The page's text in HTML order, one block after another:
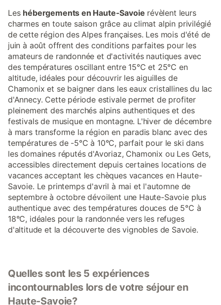
Les hébergements en Haute-Savoie révèlent leurs
charmes en toute saison grâce au climat alpin privilégié
de cette région des Alpes françaises. Les mois d'été de
juin à août offrent des conditions parfaites pour les
amateurs de randonnée et d'activités nautiques avec
des températures oscillant entre 15°C et 25°C en
altitude, idéales pour découvrir les aiguilles de
Chamonix et se baigner dans les eaux cristallines du lac
d'Annecy. Cette période estivale permet de profiter
pleinement des marchés alpins authentiques et des
festivals de musique en montagne. L'hiver de décembre
à mars transforme la région en paradis blanc avec des
températures de -5°C à 10°C, parfait pour le ski dans
les domaines réputés d'Avoriaz, Chamonix ou Les Gets,
accessibles directement depuis certaines locations de
vacances acceptant les chèques vacances en Haute-
Savoie. Le printemps d'avril à mai et l'automne de
septembre à octobre dévoilent une Haute-Savoie plus
authentique avec des températures douces de 5°C à
18°C, idéales pour la randonnée vers les refuges
d'altitude et la découverte des vignobles de Savoie.
Quelles sont les 5 expériences
incontournables lors de votre séjour en
Haute-Savoie?